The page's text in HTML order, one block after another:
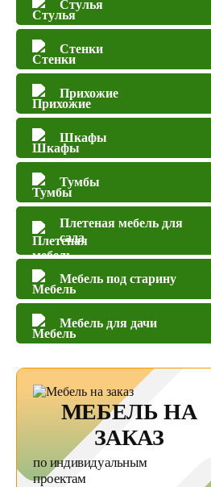
Стулья
Стенки
Прихожие
Шкафы
Тумбы
Плетеная мебель для
сада
Мебель под старину
Мебель для дачи
МЕБЕЛЬ НА
ЗАКАЗ
по индивидуальным
проектам